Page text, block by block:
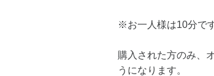
※お一人様は10分です
購入された方のみ、
うになります。